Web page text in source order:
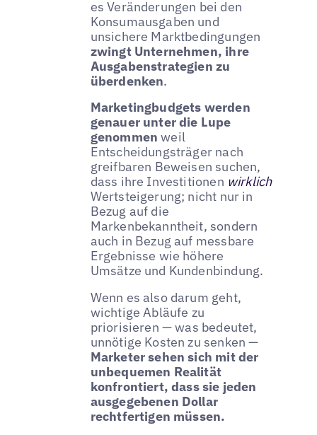
es Veränderungen bei den
Konsumausgaben und
unsichere Marktbedingungen
zwingt Unternehmen, ihre
Ausgabenstrategien zu
überdenken.
Marketingbudgets werden
genauer unter die Lupe
genommen weil
Entscheidungsträger nach
greifbaren Beweisen suchen,
dass ihre Investitionen wirklich
Wertsteigerung; nicht nur in
Bezug auf die
Markenbekanntheit, sondern
auch in Bezug auf messbare
Ergebnisse wie höhere
Umsätze und Kundenbindung.
Wenn es also darum geht,
wichtige Abläufe zu
priorisieren — was bedeutet,
unnötige Kosten zu senken —
Marketer sehen sich mit der
unbequemen Realität
konfrontiert, dass sie jeden
ausgegebenen Dollar
rechtfertigen müssen.